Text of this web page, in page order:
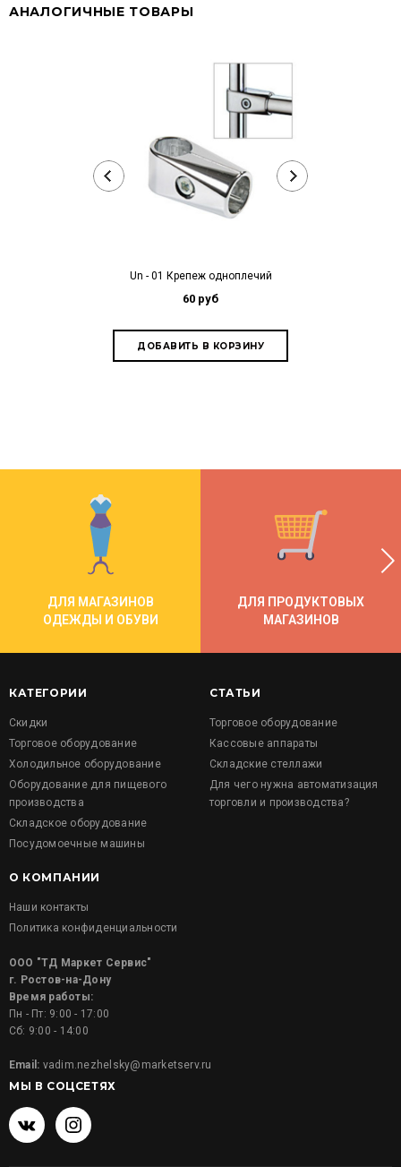
АНАЛОГИЧНЫЕ ТОВАРЫ
Un - 01 Крепеж одноплечий
60 руб
ДЛЯ МАГАЗИНОВ
ОДЕЖДЫ И ОБУВИ
ДЛЯ ПРОДУКТОВЫХ
МАГАЗИНОВ
КАТЕГОРИИ
Скидки
Торговое оборудование
Холодильное оборудование
Оборудование для пищевого
производства
Складское оборудование
Посудомоечные машины
СТАТЬИ
Торговое оборудование
Кассовые аппараты
Складские стеллажи
Для чего нужна автоматизация
торговли и производства?
О КОМПАНИИ
Наши контакты
Политика конфиденциальности
ООО "ТД Маркет Сервис"
г. Ростов-на-Дону
Время работы:
Пн - Пт: 9:00 - 17:00
Сб: 9:00 - 14:00
Email: vadim.nezhelsky@marketserv.ru
МЫ В СОЦСЕТЯХ